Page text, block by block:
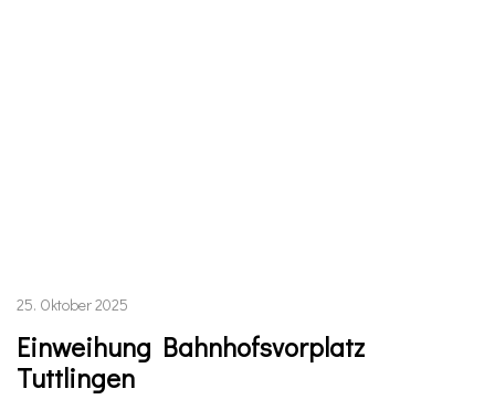
25. Oktober 2025
Einweihung Bahnhofsvorplatz
Tuttlingen